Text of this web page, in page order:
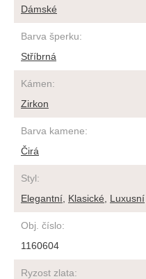
Dámské
Barva šperku:
Stříbrná
Kámen:
Zirkon
Barva kamene:
Čirá
Styl:
Elegantní Klasické Luxusní
Obj. číslo:
1160604
Ryzost zlata: